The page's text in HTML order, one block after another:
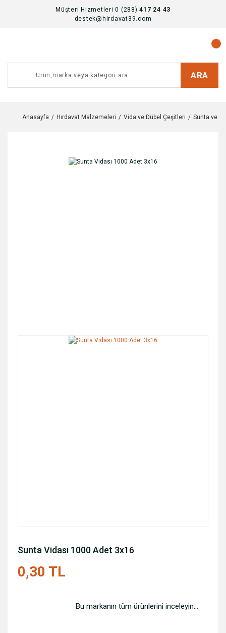
Müşteri Hizmetleri 0 (288)417 24 43
destek@hirdavat39.com
ARA
Anasayfa Hırdavat Malzemeleri Vida ve Dübel Çeşitleri Sunta ve
Sunta Vidası 1000 Adet 3x16
0,30 TL
Bu markanın tüm ürünlerini inceleyin...